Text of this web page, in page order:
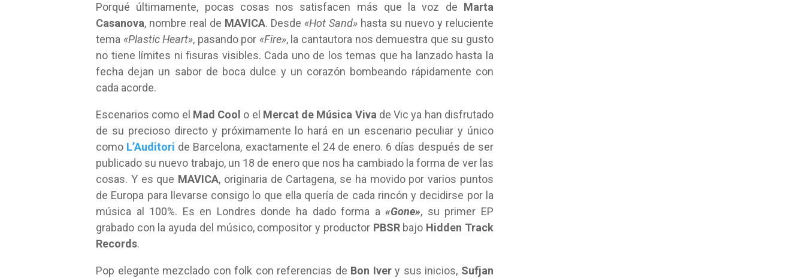
Porqué últimamente, pocas cosas nos satisfacen más que la voz de Marta
Casanova, nombre real de MAVICA. Desde «Hot Sand»hasta su nuevo y reluciente
tema «Plastic Heart», pasando por «Fire», la cantautora nos demuestra que su gusto
no tiene límites ni fisuras visibles. Cada uno de los temas que ha lanzado hasta la
fecha dejan un sabor de boca dulce y un corazón bombeando rápidamente con
cada acorde.
Escenarios como el Mad Cool o el Mercat de Música Vivade Vic ya han disfrutado
de su precioso directo y próximamente lo hará en un escenario peculiar y único
como L’Auditori de Barcelona, exactamente el 24 de enero. 6 días después de ser
publicado su nuevo trabajo, un 18 de enero que nos ha cambiado la forma de ver las
cosas. Y es que MAVICA, originaria de Cartagena, se ha movido por varios puntos
de Europa para llevarse consigo lo que ella quería de cada rincón y decidirse por la
música al 100%. Es en Londres donde ha dado forma a«Gone», su primer EP
grabado con la ayuda del músico, compositor y productor PBSRbajo Hidden Track
Records.
Pop elegante mezclado con folk con referencias de Bon Ivery sus inicios, Sufjan